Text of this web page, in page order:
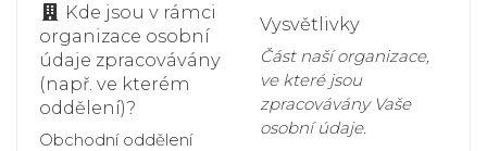
Kde jsou v rámci
organizace osobní
údaje zpracovávány
(např. ve kterém
oddělení)?
Obchodní oddělení
Vysvětlivky
Část naší organizace,
ve které jsou
zpracovávány Vaše
osobní údaje.